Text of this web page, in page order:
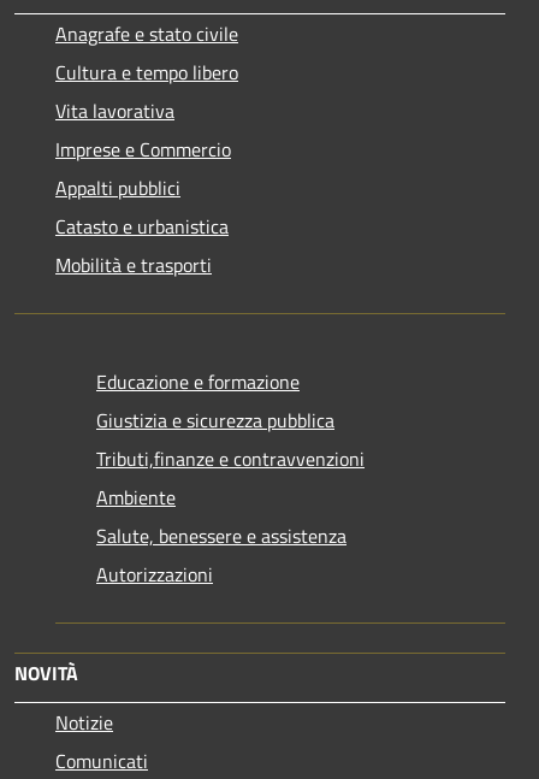
Anagrafe e stato civile
Cultura e tempo libero
Vita lavorativa
Imprese e Commercio
Appalti pubblici
Catasto e urbanistica
Mobilità e trasporti
Educazione e formazione
Giustizia e sicurezza pubblica
Tributi,finanze e contravvenzioni
Ambiente
Salute, benessere e assistenza
Autorizzazioni
NOVITÀ
Notizie
Comunicati